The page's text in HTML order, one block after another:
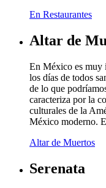
En Restaurantes
Altar de
En México es muy
los días de todos
de lo que
caracteriza por la
culturales de la
México moderno.
Altar de Muertos
Serenata